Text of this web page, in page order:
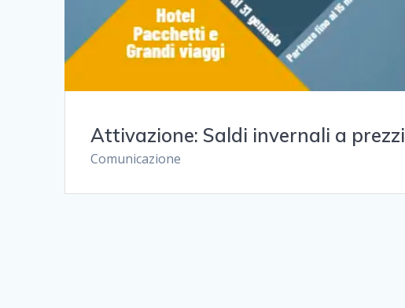
Attivazione: Saldi invernali a
Comunicazione